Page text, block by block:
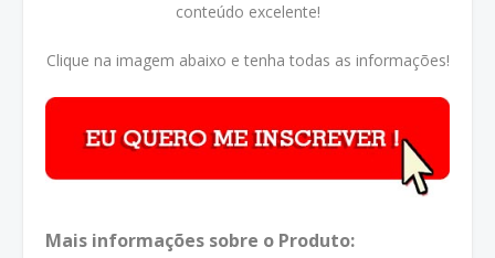
conteúdo excelente!
Clique na imagem abaixo e tenha todas as informações!
Mais informações sobre o Produto: